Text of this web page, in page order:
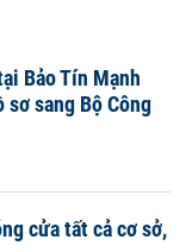
Bảo Tín Mạnh
sơ sang Bộ Công
cửa tất cả cơ sở,